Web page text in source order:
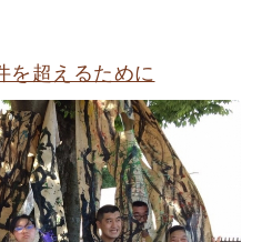
を超えるために